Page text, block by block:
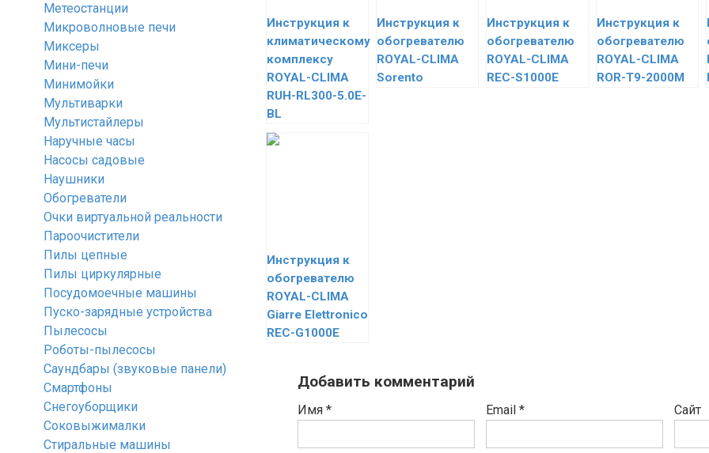
Инструкция к
климатическому
комплексу
ROYAL-CLIMA
RUH-RL300-5.0E-
BL
Инструкция к
обогревателю
ROYAL-CLIMA
Sorento
Инструкция к
обогревателю
ROYAL-CLIMA
REC-S1000Е
Инструкция к
обогревателю
ROYAL-CLIMA
ROR-T9-2000M
Инструкция к
обогревателю
ROYAL-CLIMA
Giarre Elettronico
REC-G1000E
Добавить комментарий
Имя * Email * Сайт
Метеостанции
Микроволновые печи
Миксеры
Мини-печи
Минимойки
Мультиварки
Мультистайлеры
Наручные часы
Насосы садовые
Наушники
Обогреватели
Очки виртуальной реальности
Пароочистители
Пилы цепные
Пилы циркулярные
Посудомоечные машины
Пуско-зарядные устройства
Пылесосы
Роботы-пылесосы
Саундбары (звуковые панели)
Смартфоны
Снегоуборщики
Соковыжималки
Стиральные машины